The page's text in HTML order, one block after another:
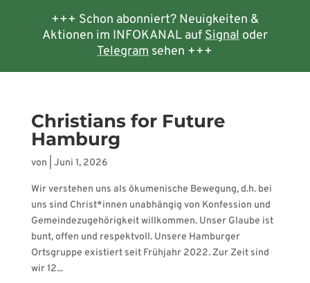
+++ Schon abonniert? Neuigkeiten &
Aktionen im INFOKANAL aufSignaloder
Telegramsehen +++
Christians for Future
Hamburg
von Juni 1, 2026
Wir verstehen uns als ökumenische Bewegung, d.h. bei
uns sind Christ*innen unabhängig von Konfession und
Gemeindezugehörigkeit willkommen. Unser Glaube ist
bunt, offen und respektvoll. Unsere Hamburger
Ortsgruppe existiert seit Frühjahr 2022. Zur Zeit sind
wir 12...